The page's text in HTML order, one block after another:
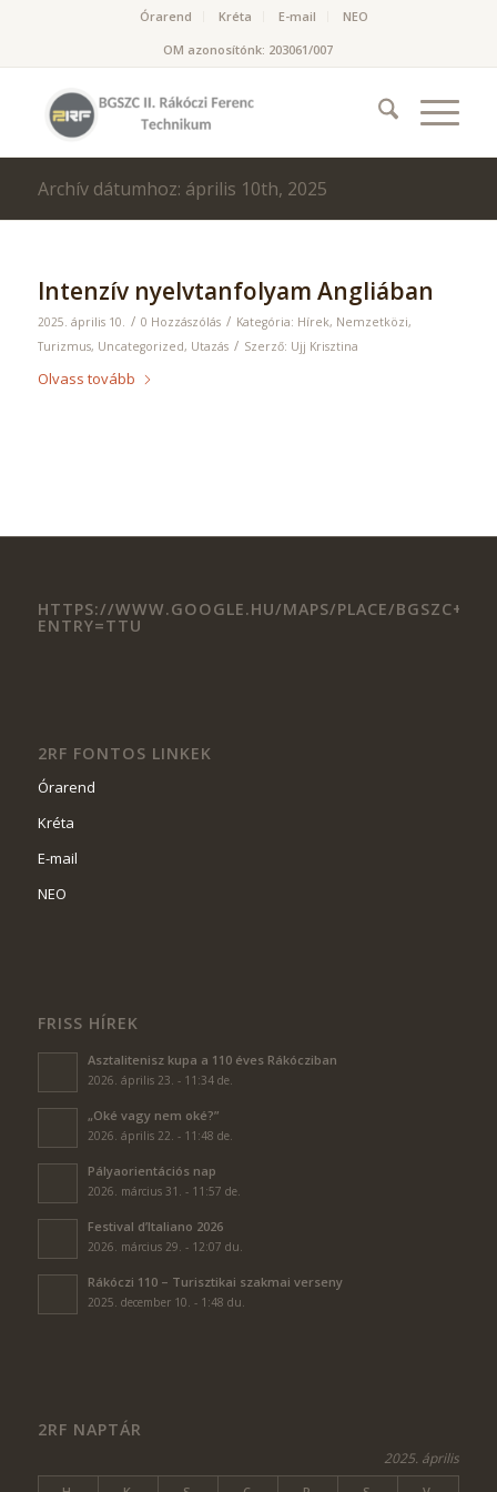
Órarend Kréta E-mail
NEO
OM azonosítónk: 203061/007
Archív dátumhoz: április 10th, 2025
Intenzív nyelvtanfolyam Angliában
2025. április 10. / 0 Hozzászólás / Kategória: Hírek, Nemzetközi,
Turizmus, Uncategorized, Utazás / Szerző: Ujj Krisztina
Olvass tovább
HTTPS://WWW.GOOGLE.HU/MAPS/PLACE/
ENTRY=TTU
2RF FONTOS LINKEK
Órarend
Kréta
E-mail
NEO
FRISS HÍREK
Asztalitenisz kupa a 110 éves Rákócziban
2026. április 23. - 11:34 de.
„Oké vagy nem oké?”
2026. április 22. - 11:48 de.
Pályaorientációs nap
2026. március 31. - 11:57 de.
Festival d’Italiano 2026
2026. március 29. - 12:07 du.
Rákóczi 110 – Turisztikai szakmai verseny
2025. december 10. - 1:48 du.
2RF NAPTÁR
2025. április